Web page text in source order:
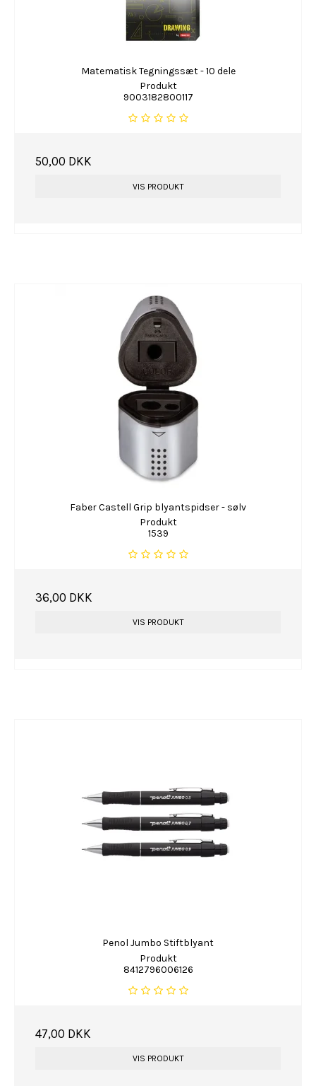
Matematisk Tegningssæt - 10 dele
Produkt
9003182800117
50,00 DKK
VIS PRODUKT
Faber Castell Grip blyantspidser - sølv
Produkt
1539
36,00 DKK
VIS PRODUKT
Penol Jumbo Stiftblyant
Produkt
8412796006126
47,00 DKK
VIS PRODUKT